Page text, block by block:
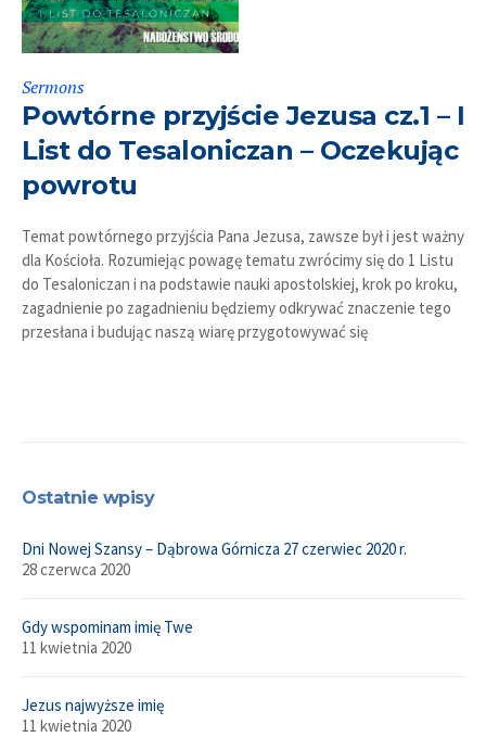
Sermons
Powtórne przyjście Jezusa cz.1 – I
List do Tesaloniczan – Oczekując
powrotu
Temat powtórnego przyjścia Pana Jezusa, zawsze był i jest ważny
dla Kościoła. Rozumiejąc powagę tematu zwrócimy się do 1 Listu
do Tesaloniczan i na podstawie nauki apostolskiej, krok po kroku,
zagadnienie po zagadnieniu będziemy odkrywać znaczenie tego
przesłana i budując naszą wiarę przygotowywać się
Ostatnie wpisy
Dni Nowej Szansy – Dąbrowa Górnicza 27 czerwiec 2020 r.
28 czerwca 2020
Gdy wspominam imię Twe
11 kwietnia 2020
Jezus najwyższe imię
11 kwietnia 2020